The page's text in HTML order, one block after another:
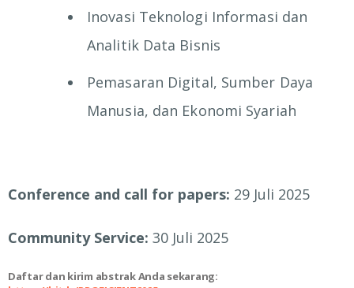
Inovasi Teknologi Informasi dan
Analitik Data Bisnis
Pemasaran Digital, Sumber Daya
Manusia, dan Ekonomi Syariah
Conference and call for papers: 29 Juli 2025
Community Service: 30 Juli 2025
Daftar dan kirim abstrak Anda sekarang: